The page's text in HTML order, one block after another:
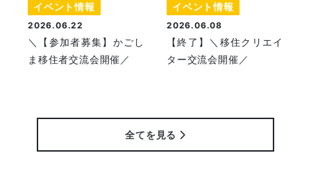
イベント情報
2026.06.22
＼【参加者募集】かごし
ま移住者交流会開催／
イベント情報
2026.06.08
【終了】＼移住クリエイ
ター交流会開催／
全てを見る